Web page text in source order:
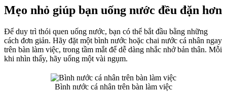
Mẹo nhỏ giúp bạn uống nước đều đặn hơn
Để duy trì thói quen uống nước, bạn có thể bắt đầu bằng những
cách đơn giản. Hãy đặt một bình nước hoặc chai nước cá nhân ngay
trên bàn làm việc, trong tầm mắt để dễ dàng nhắc nhở bản thân. Mỗi
khi nhìn thấy, hãy uống một vài ngụm.
Bình nước cá nhân trên bàn làm việc